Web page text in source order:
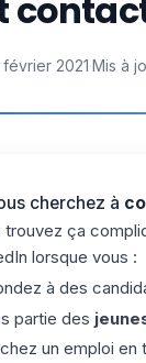
février 2021·Mis à
cherchez à
trouvez ça
lorsque vous :
à des
partie des
un emploi en